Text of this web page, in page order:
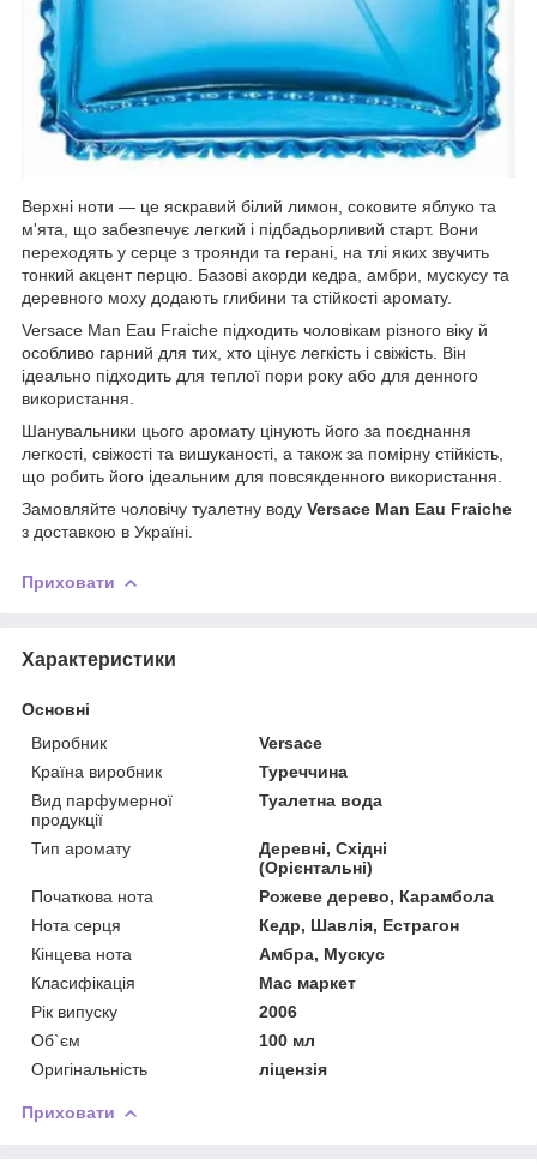
Верхні ноти — це яскравий білий лимон, соковите яблуко та
м'ята, що забезпечує легкий і підбадьорливий старт. Вони
переходять у серце з троянди та герані, на тлі яких звучить
тонкий акцент перцю. Базові акорди кедра, амбри, мускусу та
деревного моху додають глибини та стійкості аромату.
Versace Man Eau Fraiche підходить чоловікам різного віку й
особливо гарний для тих, хто цінує легкість і свіжість. Він
ідеально підходить для теплої пори року або для денного
використання.
Шанувальники цього аромату цінують його за поєднання
легкості, свіжості та вишуканості, а також за помірну стійкість,
що робить його ідеальним для повсякденного використання.
Замовляйте чоловічу туалетну воду Versace Man Eau Fraiche
з доставкою в Україні.
Приховати
Характеристики
Основні
Виробник
Versace
Країна виробник
Туреччина
Вид парфумерної
продукції
Туалетна вода
Тип аромату
Деревні, Східні
(Орієнтальні)
Початкова нота
Рожеве дерево, Карамбола
Нота серця
Кедр, Шавлія, Естрагон
Кінцева нота
Амбра, Мускус
Класифікація
Мас маркет
Рік випуску
2006
Об`єм
100 мл
Оригінальність
ліцензія
Приховати